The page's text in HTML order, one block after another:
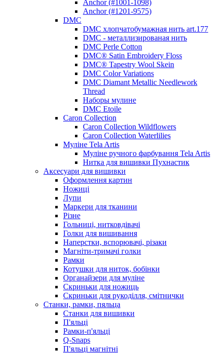
Anchor (#1001-1098)
Anchor (#1201-9575)
DMC
DMC хлопчатобумажная нить art.177
DMC - металлизированая нить
DMC Perle Cotton
DMC® Satin Embroidery Floss
DMC® Tapestry Wool Skein
DMC Color Variations
DMC Diamant Metallic Needlework
Thread
Наборы мулине
DMC Etoile
Caron Collection
Caron Collection Wildflowers
Caron Collection Waterlilies
Муліне Tela Artis
Муліне ручного фарбування Tela Artis
Нитка для вишивки Пухнастик
Аксесуари для вишивки
Оформлення картин
Ножиці
Лупи
Маркери для тканини
Різне
Гольниці, нитковдівачі
Голки для вишивання
Наперстки, вспорювачі, різаки
Магніти-тримачі голки
Рамки
Котушки для ниток, бобінки
Органайзери для муліне
Скриньки для ножиць
Скриньки для рукоділля, смітнички
Станки, рамки, пяльца
Станки для вишивки
П'яльці
Рамки-п'яльці
Q-Snaps
П'яльці магнітні